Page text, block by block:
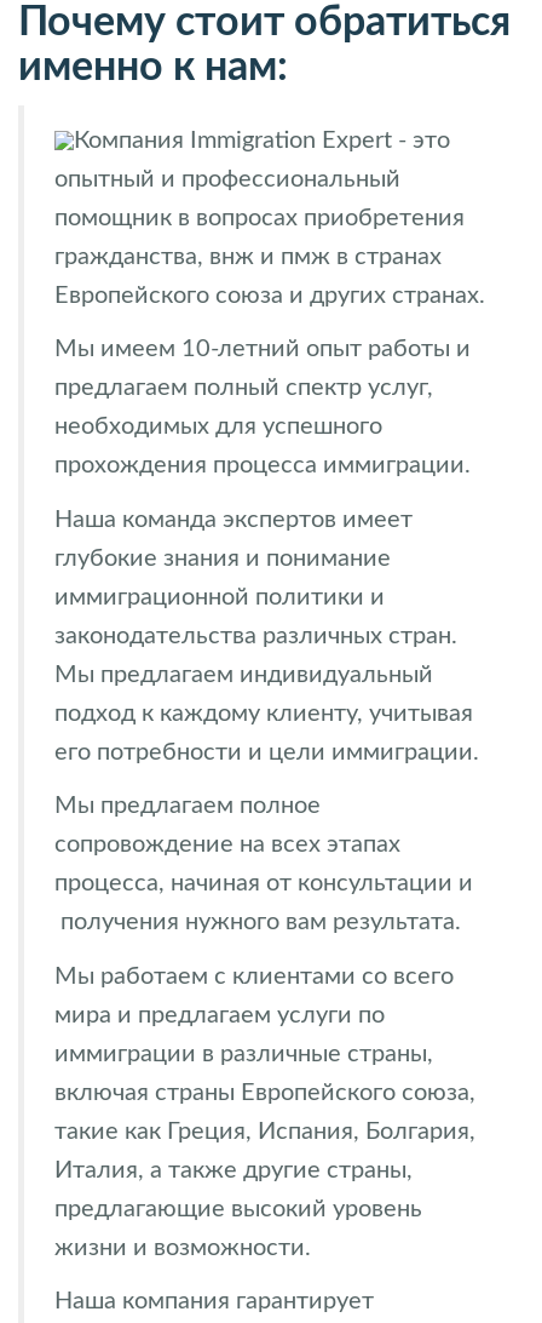
Почему стоит обратиться
именно к нам:
Компания Immigration Expert - это
опытный и профессиональный
помощник в вопросах приобретения
гражданства, внж и пмж в странах
Европейского союза и других странах.
Мы имеем 10-летний опыт работы и
предлагаем полный спектр услуг,
необходимых для успешного
прохождения процесса иммиграции.
Наша команда экспертов имеет
глубокие знания и понимание
иммиграционной политики и
законодательства различных стран.
Мы предлагаем индивидуальный
подход к каждому клиенту, учитывая
его потребности и цели иммиграции.
Мы предлагаем полное
сопровождение на всех этапах
процесса, начиная от консультации и
получения нужного вам результата.
Мы работаем с клиентами со всего
мира и предлагаем услуги по
иммиграции в различные страны,
включая страны Европейского союза,
такие как Греция, Испания, Болгария,
Италия, а также другие страны,
предлагающие высокий уровень
жизни и возможности.
Наша компания гарантирует